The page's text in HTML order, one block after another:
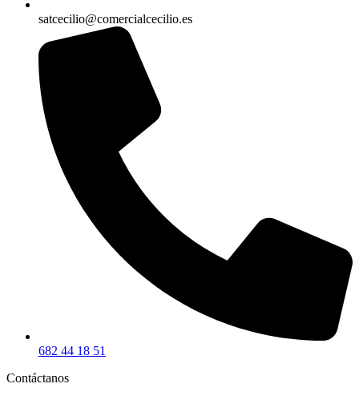
satcecilio@comercialcecilio.es
682 44 18 51
Contáctanos